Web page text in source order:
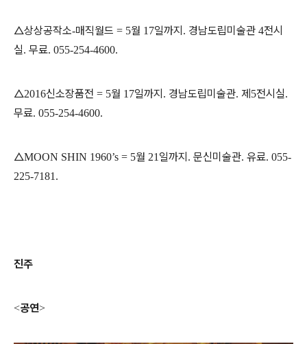
△상상공작소-매직월드 = 5월 17일까지 . 경남도립미술관 4전시
실. 무료. 055-254-4600.
△2016신소장품전 = 5월 17일까지 . 경남도립미술관. 제 5전시실.
무료. 055-254-4600.
△MOON SHIN 1960’s = 5월 21 일까지 . 문신미술관. 유료. 055-
225-7181.
진주
<공연>